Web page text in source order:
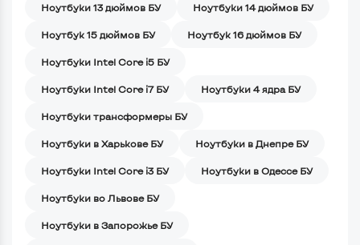
Ноутбуки 13 дюймов БУ Ноутбуки 14 дюймов БУ
Ноутбук 15 дюймов БУ Ноутбук 16 дюймов БУ
Ноутбуки Intel Core i5 БУ
Ноутбуки Intel Core i7 БУ Ноутбуки 4 ядра БУ
Ноутбуки трансформеры БУ
Ноутбуки в Харькове БУ Ноутбуки в Днепре БУ
Ноутбуки Intel Core i3 БУ Ноутбуки в Одессе БУ
Ноутбуки во Львове БУ
Ноутбуки в Запорожье БУ